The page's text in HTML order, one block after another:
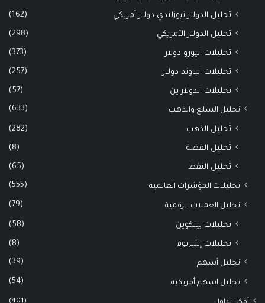
تحليل الدولار نيوزلندي دولار أمريكي (162)
تحليل الدولار الأمريكي (298)
تحليلات اليورو دولار (373)
تحليلات الباوند دولار (257)
تحليلات الدولار ين (57)
تحليل السلع والذهب (633)
تحليل الذهب (282)
تحليل الفضة (8)
تحليل النفط (65)
تحليلات المؤشرات العالمية (555)
تحليل العملات الرقمية (79)
تحليلات بيتكوين (58)
تحليلات إيثيريوم (8)
تحليل أسهم (39)
تحليل اسهم أمريكية (54)